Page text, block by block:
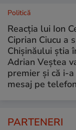
Politică
Reacția lui Ion
Ciprian Ciucu a
Chișinăului știa
Adrian Veștea
premier și că i-
mesaj pe telefon
PARTENERI